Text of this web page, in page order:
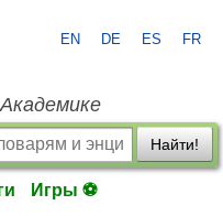
EN DE ES FR
Найти!
Игры ⚽